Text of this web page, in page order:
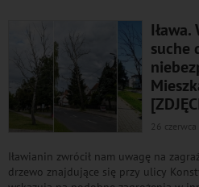
suche
26
Iławianin zwrócił nam uwagę na
drzewo znajdujące się przy ulicy